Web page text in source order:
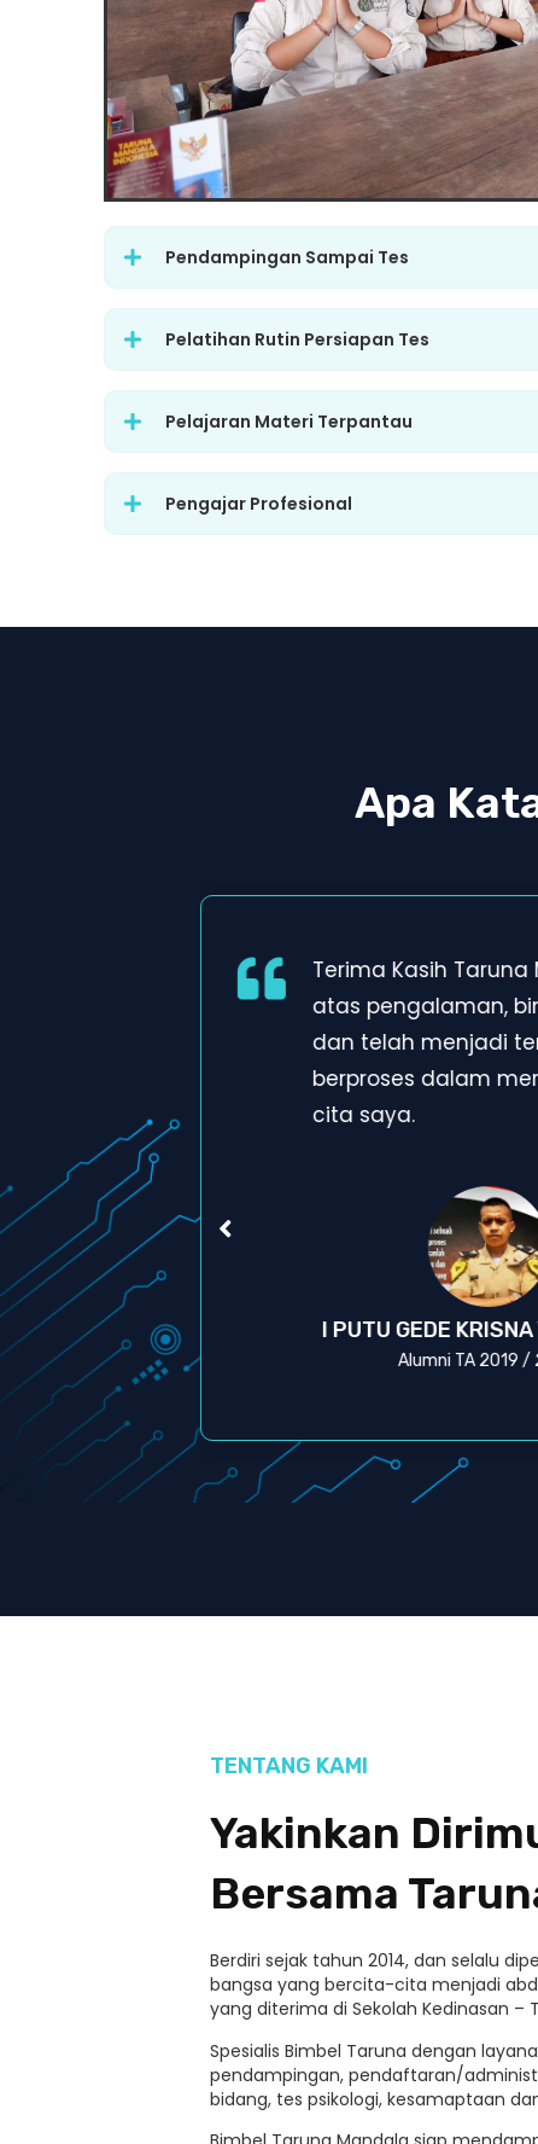
Pendampingan Sampai Tes
Pelatihan Rutin Persiapan Tes
Pelajaran Materi Terpantau
Pengajar Profesional
Apa
I PUTU GEDE KRISNA
Alumni TA 2019 /
Terima Kasih Taruna
atas pengalaman,
dan telah menjadi
berproses dalam
cita saya.
TENTANG KAMI
Yakinkan
Bersama
Berdiri sejak tahun 2014, dan selalu
bangsa yang bercita-cita menjadi
yang diterima di Sekolah Kedinasan –
Spesialis Bimbel Taruna dengan
pendampingan, pendaftaran/
bidang, tes psikologi, kesamaptaan